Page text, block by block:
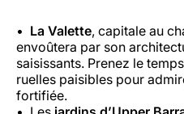
La Valette, capitale au
envoûtera par son
saisissants. Prenez le
ruelles paisibles pour
fortifiée.